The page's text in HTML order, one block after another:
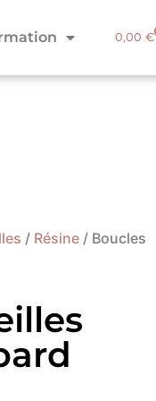
0,00€
/ Résine / Boucles